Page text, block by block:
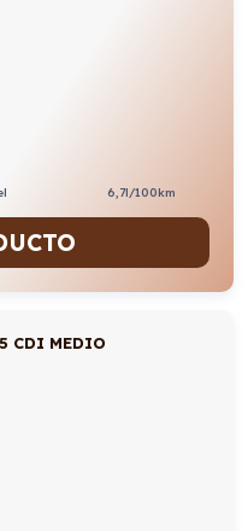
6,7l/100km
CDI MEDIO